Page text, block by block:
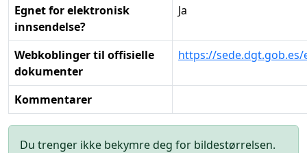
Egnet for elektronisk
innsendelse?
Ja
Webkoblinger til offisielle
dokumenter
https://sede.dgt.gob.es/
Kommentarer
Du trenger ikke bekymre deg for bildestørrelsen.